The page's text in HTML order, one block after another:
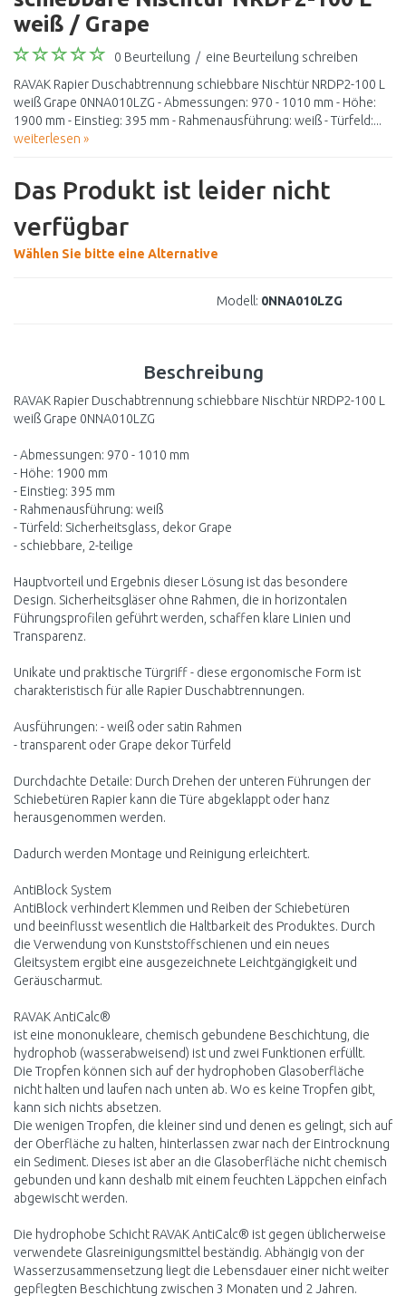
weiß / Grape
0 Beurteilung / eine Beurteilung schreiben
RAVAK Rapier Duschabtrennung schiebbare Nischtür NRDP2-100 L
weiß Grape 0NNA010LZG - Abmessungen: 970 - 1010 mm - Höhe:
1900 mm - Einstieg: 395 mm - Rahmenausführung: weiß - Türfeld:...
weiterlesen »
Das Produkt ist leider nicht
verfügbar
Wählen Sie bitte eine Alternative
Modell: 0NNA010LZG
Beschreibung
RAVAK Rapier Duschabtrennung schiebbare Nischtür NRDP2-100 L
weiß Grape 0NNA010LZG
- Abmessungen: 970 - 1010 mm
- Höhe: 1900 mm
- Einstieg: 395 mm
- Rahmenausführung: weiß
- Türfeld: Sicherheitsglass, dekor Grape
- schiebbare, 2-teilige
Hauptvorteil und Ergebnis dieser Lösung ist das besondere
Design. Sicherheitsgläser ohne Rahmen, die in horizontalen
Führungsprofilen geführt werden, schaffen klare Linien und
Transparenz.
Unikate und praktische Türgriff - diese ergonomische Form ist
charakteristisch für alle Rapier Duschabtrennungen.
Ausführungen: - weiß oder satin Rahmen
- transparent oder Grape dekor Türfeld
Durchdachte Detaile: Durch Drehen der unteren Führungen der
Schiebetüren Rapier kann die Türe abgeklappt oder hanz
herausgenommen werden.
Dadurch werden Montage und Reinigung erleichtert.
AntiBlock System
AntiBlock verhindert Klemmen und Reiben der Schiebetüren
und beeinflusst wesentlich die Haltbarkeit des Produktes. Durch
die Verwendung von Kunststoffschienen und ein neues
Gleitsystem ergibt eine ausgezeichnete Leichtgängigkeit und
Geräuscharmut.
RAVAK AntiCalc®
ist eine mononukleare, chemisch gebundene Beschichtung, die
hydrophob (wasserabweisend) ist und zwei Funktionen erfüllt.
Die Tropfen können sich auf der hydrophoben Glasoberfläche
nicht halten und laufen nach unten ab. Wo es keine Tropfen gibt,
kann sich nichts absetzen.
Die wenigen Tropfen, die kleiner sind und denen es gelingt, sich auf
der Oberfläche zu halten, hinterlassen zwar nach der Eintrocknung
ein Sediment. Dieses ist aber an die Glasoberfläche nicht chemisch
gebunden und kann deshalb mit einem feuchten Läppchen einfach
abgewischt werden.
Die hydrophobe Schicht RAVAK AntiCalc® ist gegen üblicherweise
verwendete Glasreinigungsmittel beständig. Abhängig von der
Wasserzusammensetzung liegt die Lebensdauer einer nicht weiter
gepflegten Beschichtung zwischen 3 Monaten und 2 Jahren.